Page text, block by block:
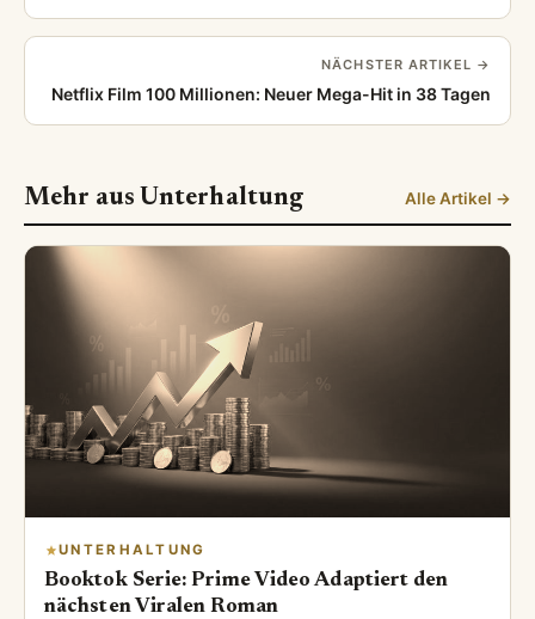
NÄCHSTER ARTIKEL →
Netflix Film 100 Millionen: Neuer Mega-Hit in 38 Tagen
Mehr aus Unterhaltung Alle Artikel →
UNTERHALTUNG
Booktok Serie: Prime Video Adaptiert den
nächsten Viralen Roman